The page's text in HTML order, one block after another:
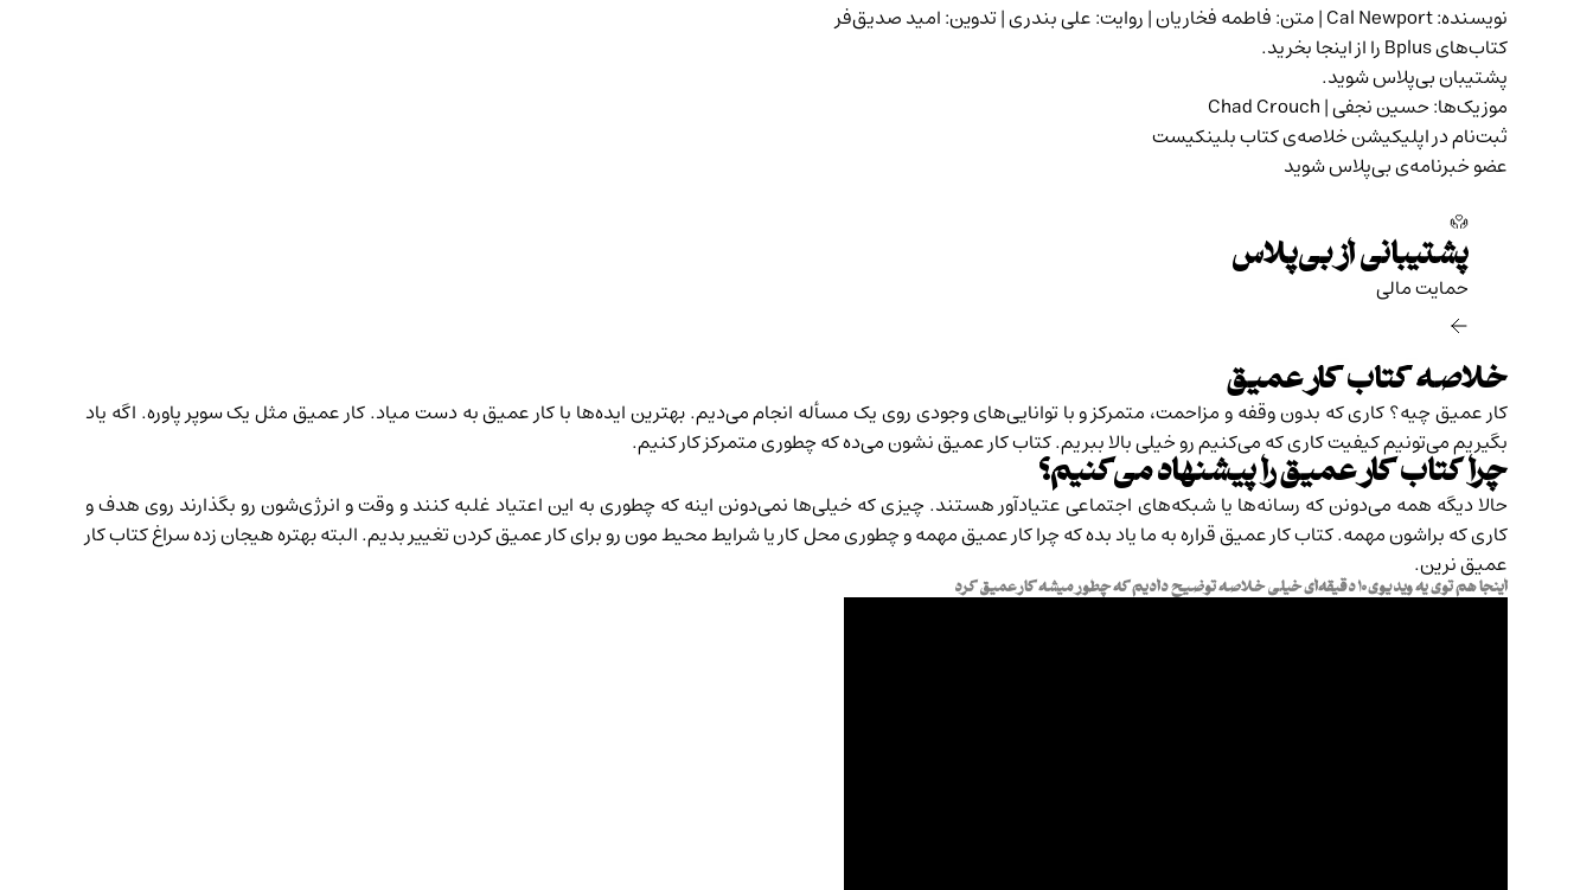
نویسنده:Cal Newport| متن: فاطمه فخاریان | روایت: علی بندری | تدوین: امید صدیق‌فر
کتاب‌های Bplus را از
اینجابخرید.
پشتیبان بی‌پلاسشوید.
موزیک‌ها:حسین نجفی| Chad Crouch
ثبت‌نام در اپلیکیشن خلاصه‌ی کتاببلینکیست
عضوخبرنامه‌ی بی‌پلاسشوید
پشتیبانی از بی‌پلاس
حمایت مالی‌
خلاصه کتاب کار عمیق
کار عمیق چیه؟ کاری که بدون وقفه و مزاحمت، متمرکز و با توانایی‌های وجودی روی یک مسأله انجام می‌دیم. بهترین ایده‌ها با کار عمیق به دست میاد. کار عمیق مثل یک سوپر پاوره. اگه یاد
بگیریم می‌تونیم کیفیت کاری که می‌کنیم رو خیلی بالا ببریم. کتاب کار عمیق نشون می‌ده که چطوری متمرکز کار کنیم.
چرا کتاب کار عمیق را پیشنهاد می‌کنیم؟
حالا دیگه همه می‌دونن که رسانه‌ها یا شبکه‌های اجتماعی عتیادآور هستند. چیزی که خیلی‌ها نمی‌دونن اینه که چطوری به این اعتیاد غلبه کنند و وقت و انرژی‌شون رو بگذارند روی هدف و
کاری که براشون مهمه. کتاب کار عمیق قراره به ما یاد بده که چرا کار عمیق مهمه و چطوری محل کار یا شرایط محیط مون رو برای کار عمیق کردن تغییر بدیم. البته بهترههیجان زده سراغ کتاب کار
عمیقنرین.
اینجا هم توی یه ویدیوی ۱۰ دقیقه‌ای خیلی خلاصه توضیح دادیم که چطور میشه کار عمیق کرد